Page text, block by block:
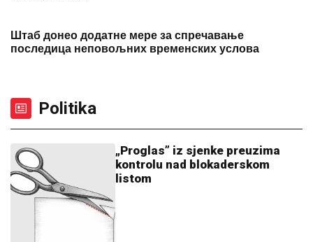
Штаб донео додатне мере за спречавање
последица неповољних временских услова
Politika
„Proglas” iz sjenke preuzima
kontrolu nad blokaderskom
listom